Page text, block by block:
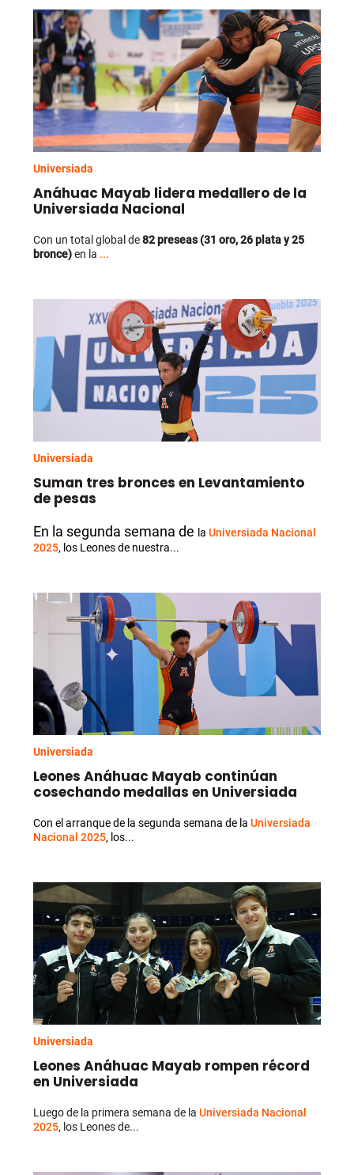
Universiada
Anáhuac Mayab lidera medallero de la
Universiada Nacional
Con un total global de82 preseas (31 oro, 26 plata y 25
bronce)en la ...
Universiada
Suman tres bronces en Levantamiento
de pesas
En la segunda semana de laUniversiada Nacional
2025, los Leones de nuestra...
Universiada
Leones Anáhuac Mayab continúan
cosechando medallas en Universiada
Con el arranque de la segunda semana de laUniversiada
Nacional 2025, los...
Universiada
Leones Anáhuac Mayab rompen récord
en Universiada
Luego de la primera semana de laUniversiada Nacional
2025, los Leones de...